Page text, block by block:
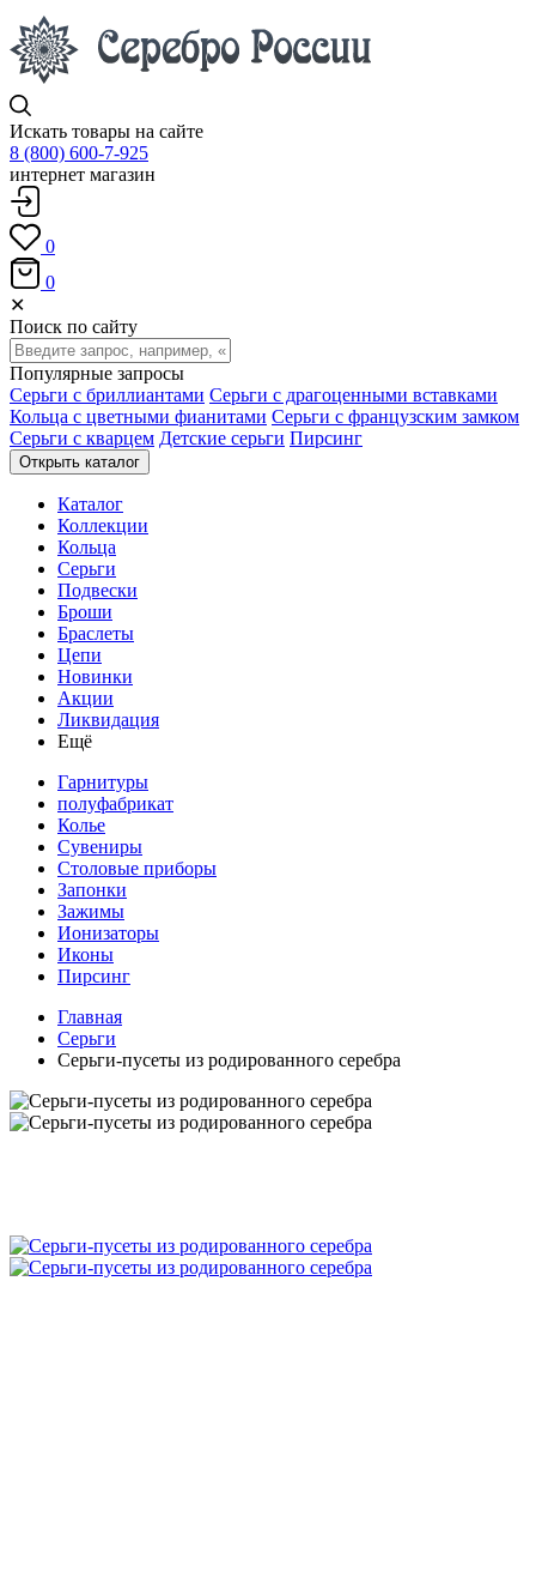
Искать товары на сайте
8 (800) 600-7-925
интернет магазин
0
0
✕
Поиск по сайту
Популярные запросы
Серьги с бриллиантами Серьги с драгоценными вставками
Кольца с цветными фианитами Серьги с французским замком
Серьги с кварцем Детские серьги Пирсинг
Открыть каталог
Каталог
Коллекции
Кольца
Серьги
Подвески
Броши
Браслеты
Цепи
Новинки
Акции
Ликвидация
Ещё
Гарнитуры
полуфабрикат
Колье
Сувениры
Столовые приборы
Запонки
Зажимы
Ионизаторы
Иконы
Пирсинг
Главная
Серьги
Серьги-пусеты из родированного серебра